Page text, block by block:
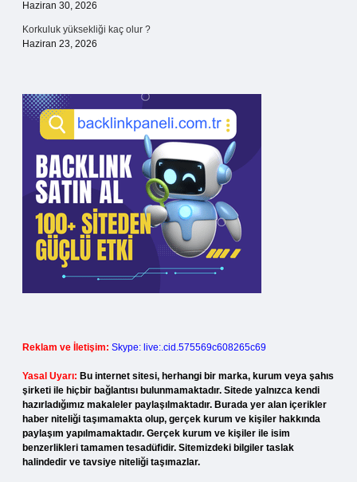
Haziran 30, 2026
Korkuluk yüksekliği kaç olur ?
Haziran 23, 2026
Reklam ve İletişim: Skype: live:.cid.575569c608265c69
Yasal Uyarı: Bu internet sitesi, herhangi bir marka, kurum veya şahıs
şirketi ile hiçbir bağlantısı bulunmamaktadır. Sitede yalnızca kendi
hazırladığımız makaleler paylaşılmaktadır. Burada yer alan içerikler
haber niteliği taşımamakta olup, gerçek kurum ve kişiler hakkında
paylaşım yapılmamaktadır. Gerçek kurum ve kişiler ile isim
benzerlikleri tamamen tesadüfidir. Sitemizdeki bilgiler taslak
halindedir ve tavsiye niteliği taşımazlar.